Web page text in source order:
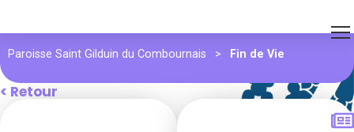
Paroisse Saint Gilduin du Combournais > Fin de Vie
< Retour